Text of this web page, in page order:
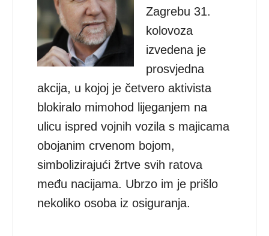
Zagrebu 31.
kolovoza
izvedena je
prosvjedna
akcija, u kojoj je četvero aktivista
blokiralo mimohod lijeganjem na
ulicu ispred vojnih vozila s majicama
obojanim crvenom bojom,
simbolizirajući žrtve svih ratova
među nacijama. Ubrzo im je prišlo
nekoliko osoba iz osiguranja.